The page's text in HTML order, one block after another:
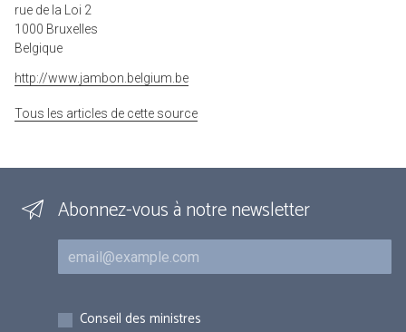
rue de la Loi 2
1000 Bruxelles
Belgique
http://www.jambon.belgium.be
Tous les articles de cette source
Abonnez-vous à notre newsletter
Courriel
Inscriptions
Conseil des ministres